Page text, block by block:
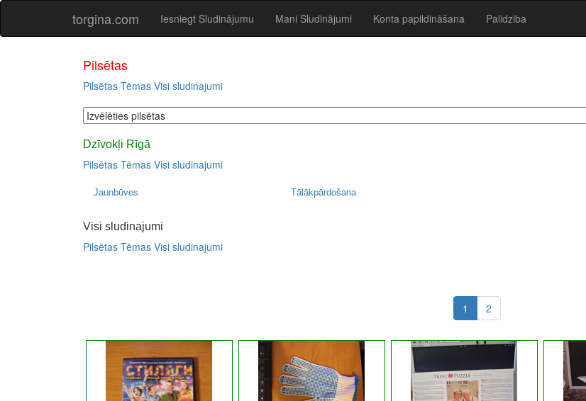
torgina.com Iesniegt Sludinājumu Mani Sludinājumi Konta papildināšana Palidziba
Pilsētas
Pilsētas Tēmas Visi sludinajumi
Dzīvokļi Rīgā
Pilsētas Tēmas Visi sludinajumi
Jaunbūves Tālākpārdošana
Visi sludinajumi
Pilsētas Tēmas Visi sludinajumi
1 2